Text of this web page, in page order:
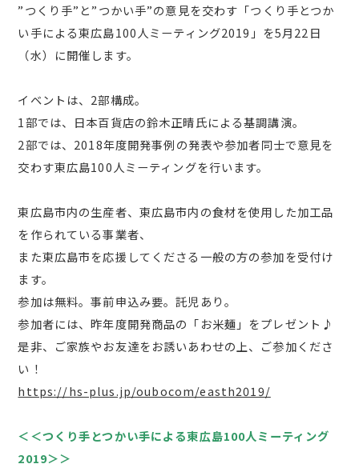
”つくり手”と”つかい手”の意見を交わす「つくり手とつか
い手による東広島100人ミーティング2019」を5月22日
（水）に開催します。
イベントは、2部構成。
1部では、日本百貨店の鈴木正晴氏による基調講演。
2部では、2018年度開発事例の発表や参加者同士で意見を
交わす東広島100人ミーティングを行います。
東広島市内の生産者、東広島市内の食材を使用した加工品
を作られている事業者、
また東広島市を応援してくださる一般の方の参加を受付け
ます。
参加は無料。事前申込み要。託児あり。
参加者には、昨年度開発商品の「お米麺」をプレゼント♪
是非、ご家族やお友達をお誘いあわせの上、ご参加くださ
い！
https://hs-plus.jp/oubocom/easth2019/
＜＜つくり手とつかい手による東広島100人ミーティング
2019＞＞